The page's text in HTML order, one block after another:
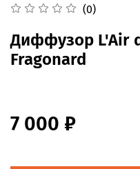
(0)
Диффузор L'Air
Fragonard
7 000 ₽